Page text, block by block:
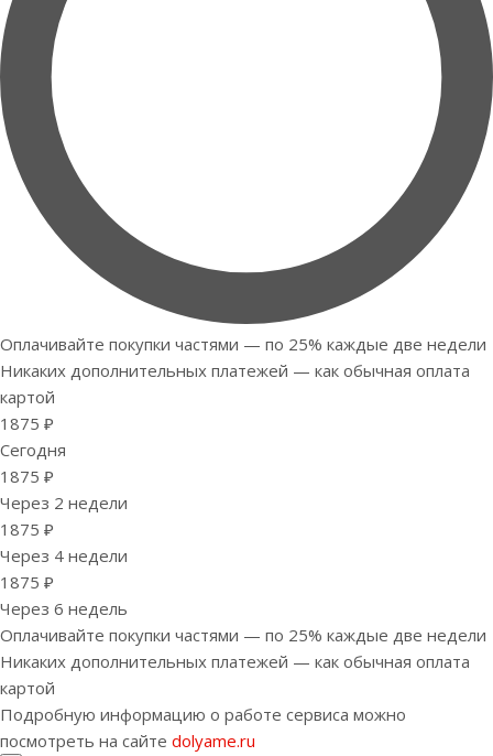
Оплачивайте покупки частями — по 25% каждые две недели
Никаких дополнительных платежей — как обычная оплата
картой
1875 ₽
Сегодня
1875 ₽
Через 2 недели
1875 ₽
Через 4 недели
1875 ₽
Через 6 недель
Оплачивайте покупки частями — по 25% каждые две недели
Никаких дополнительных платежей — как обычная оплата
картой
Подробную информацию о работе сервиса можно
посмотреть на сайте dolyame.ru